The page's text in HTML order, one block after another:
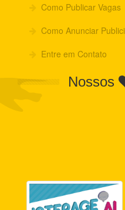
Como Publicar Vagas
Como Anunciar
Entre em Contato
Nossos